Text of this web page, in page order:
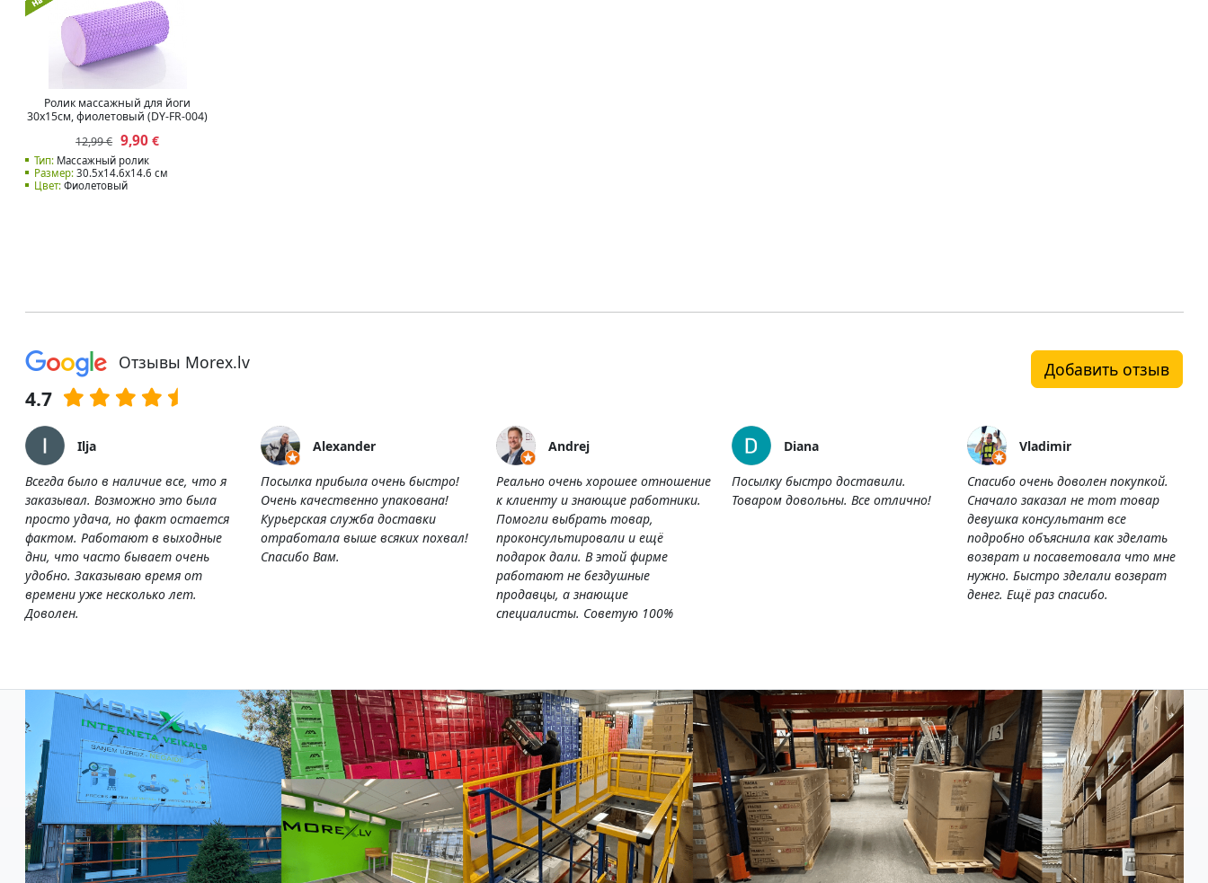
Ролик массажный для йоги
30x15см, фиолетовый (DY-FR-004)
12,99 € 9,90 €
Тип:Массажный ролик
Размер:30.5x14.6x14.6 см
Цвет:Фиолетовый
Отзывы Morex.lv
4.7
Добавить отзыв
Ilja
Всегда было в наличие все, что я
заказывал. Возможно это была
просто удача, но факт остается
фактом. Работают в выходные
дни, что часто бывает очень
удобно. Заказываю время от
времени уже несколько лет.
Доволен.
Alexander
Посылка прибыла очень быстро!
Очень качественно упакована!
Курьерская служба доставки
отработала выше всяких похвал!
Спасибо Вам.
Andrej
Реально очень хорошее отношение
к клиенту и знающие работники.
Помогли выбрать товар,
проконсультировали и ещё
подарок дали. В этой фирме
работают не бездушные
продавцы, а знающие
специалисты. Советую 100%
Diana
Посылку быстро доставили.
Товаром довольны. Все отлично!
Vladimir
Спасибо очень доволен покупкой.
Сначало заказал не тот товар
девушка консультант все
подробно объяснила как зделать
возврат и посаветовала что мне
нужно. Быстро зделали возврат
денег. Ещё раз спасибо.